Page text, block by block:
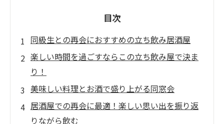
目次
同級生との再会におすすめの立ち飲み居酒屋
楽しい時間を過ごすならこの立ち飲み屋で決ま
り！
美味しい料理とお酒で盛り上がる同窓会
居酒屋での再会に最適！楽しい思い出を振り返
りながら飲む